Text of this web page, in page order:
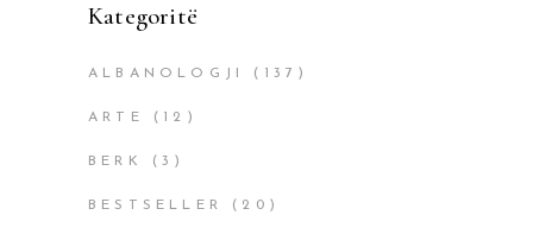
Kategoritë
ALBANOLOGJI (137)
ARTE (12)
BERK (3)
BESTSELLER (20)